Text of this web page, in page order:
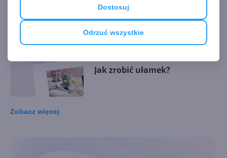
Odrzuć wszystkie
Dostosuj
Udzielanie pełnomocnictwa
Jak zrobić ułamek?
Zobacz więcej